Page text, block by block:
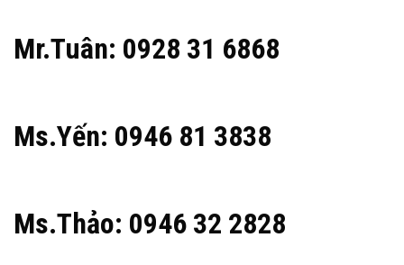
Mr.Tuân: 0928 31 6868
Ms.Yến: 0946 81 3838
Ms.Thảo: 0946 32 2828